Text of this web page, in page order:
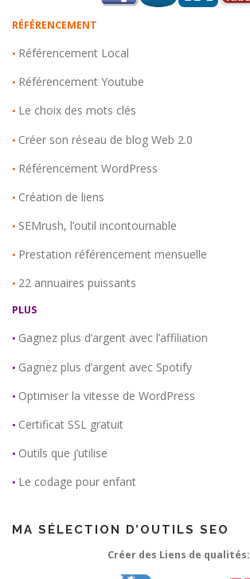
RÉFÉRENCEMENT
• Référencement Local
• Référencement Youtube
• Le choix des mots clés
• Créer son réseau de blog Web 2.0
• Référencement WordPress
• Création de liens
• SEMrush, l’outil incontournable
• Prestation référencement mensuelle
• 22 annuaires puissants
PLUS
• Gagnez plus d’argent avec l’affiliation
• Gagnez plus d’argent avec Spotify
• Optimiser la vitesse de WordPress
• Certificat SSL gratuit
• Outils que j’utilise
• Le codage pour enfant
MA SÉLECTION D’OUTILS SEO
Créer des Liens de qualités: